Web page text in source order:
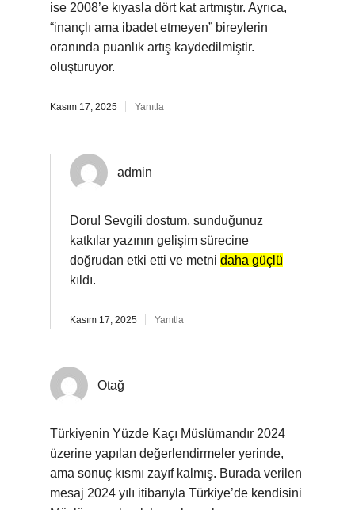
ise 2008’e kıyasla dört kat artmıştır. Ayrıca,
“inançlı ama ibadet etmeyen” bireylerin
oranında puanlık artış kaydedilmiştir.
oluşturuyor.
Kasım 17, 2025 Yanıtla
admin
Doru! Sevgili dostum, sunduğunuz
katkılar yazının gelişim sürecine
doğrudan etki etti ve metni daha güçlü
kıldı.
Kasım 17, 2025 Yanıtla
Otağ
Türkiyenin Yüzde Kaçı Müslümandır 2024
üzerine yapılan değerlendirmeler yerinde,
ama sonuç kısmı zayıf kalmış. Burada verilen
mesaj 2024 yılı itibarıyla Türkiye’de kendisini